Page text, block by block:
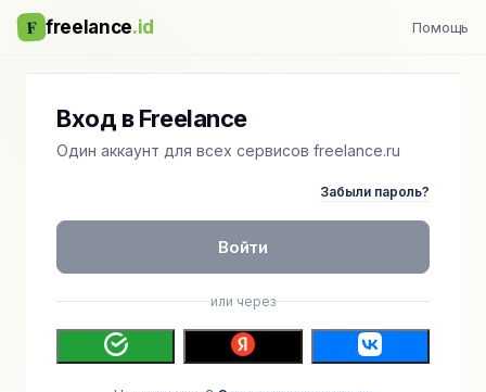
F freelance.id Помощь
Вход в Freelance
Один аккаунт для всех сервисов freelance.ru
Забыли пароль?
Войти
или через